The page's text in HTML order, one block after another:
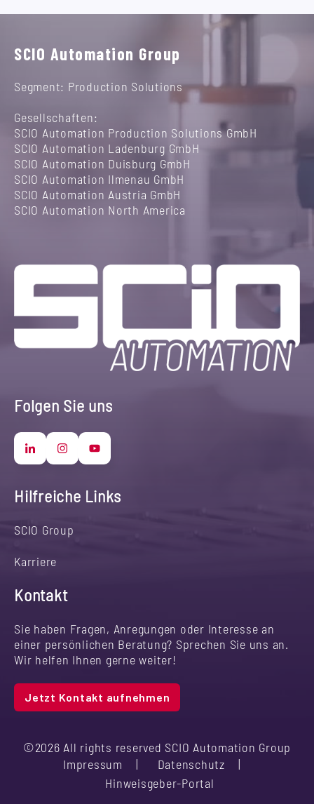
SCIO Automation Group
Segment: Production Solutions
Gesellschaften:
SCIO Automation Production Solutions GmbH
SCIO Automation Ladenburg GmbH
SCIO Automation Duisburg GmbH
SCIO Automation Ilmenau GmbH
SCIO Automation Austria GmbH
SCIO Automation North America
Folgen Sie uns
Hilfreiche Links
SCIO Group
Karriere
Kontakt
Sie haben Fragen, Anregungen oder Interesse an
einer persönlichen Beratung? Sprechen Sie uns an.
Wir helfen Ihnen gerne weiter!
Jetzt Kontakt aufnehmen
©2026 All rights reserved SCIO Automation Group
Impressum
Datenschutz
Hinweisgeber-Portal